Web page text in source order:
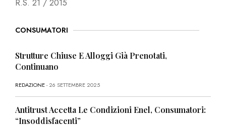
R.S. 21 / 2015
CONSUMATORI
Strutture Chiuse E Alloggi Già Prenotati,
Continuano
REDAZIONE- 26 SETTEMBRE 2025
Antitrust Accetta Le Condizioni Enel, Consumatori:
“Insoddisfacenti”